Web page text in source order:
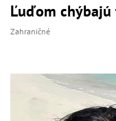
Ľuďom
Zahraničné